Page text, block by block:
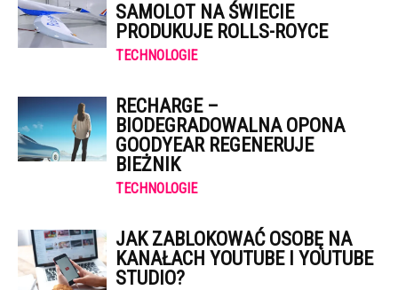
SAMOLOT NA ŚWIECIE
PRODUKUJE ROLLS-ROYCE
TECHNOLOGIE
RECHARGE –
BIODEGRADOWALNA OPONA
GOODYEAR REGENERUJE
BIEŻNIK
TECHNOLOGIE
JAK ZABLOKOWAĆ OSOBĘ NA
KANAŁACH YOUTUBE I YOUTUBE
STUDIO?